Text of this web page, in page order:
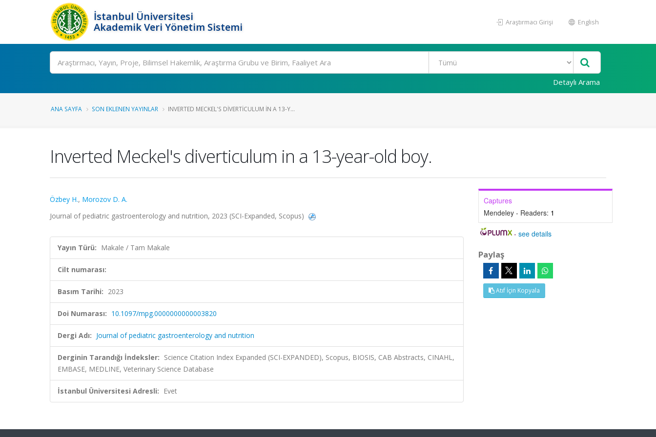
İstanbul Üniversitesi
Akademik Veri Yönetim Sistemi
Araştırmacı Girişi English
Ara
Detaylı Arama
ANA SAYFA SON EKLENEN YAYINLAR INVERTED MECKEL'S DIVERTICULUM IN A 13-Y...
Inverted Meckel's diverticulum in a 13-year-old boy.
Özbey H., Morozov D. A.
Journal of pediatric gastroenterology and nutrition, 2023 (SCI-Expanded, Scopus)
Yayın Türü: Makale / Tam Makale
Cilt numarası:
Basım Tarihi: 2023
Doi Numarası: 10.1097/mpg.0000000000003820
Dergi Adı: Journal of pediatric gastroenterology and nutrition
Derginin Tarandığı İndeksler: Science Citation Index Expanded (SCI-EXPANDED), Scopus, BIOSIS, CAB Abstracts, CINAHL,
EMBASE, MEDLINE, Veterinary Science Database
İstanbul Üniversitesi Adresli: Evet
Captures
Mendeley - Readers: 1
-see details
Paylaş
Atıf İçin Kopyala